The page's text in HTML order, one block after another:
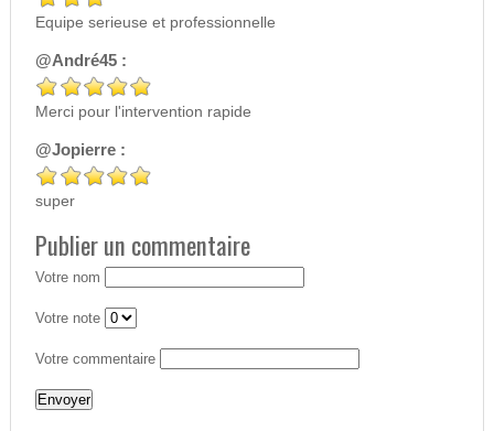
Equipe serieuse et professionnelle
@André45 :
Merci pour l'intervention rapide
@Jopierre :
super
Publier un commentaire
Votre nom
Votre note
Votre commentaire